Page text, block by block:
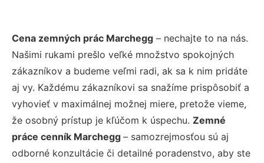
Cena zemných prác Marchegg – nechajte to na nás.
Našimi rukami prešlo veľké množstvo spokojných
zákazníkov a budeme veľmi radi, ak sa k nim pridáte
aj vy. Každému zákazníkovi sa snažíme prispôsobiť a
vyhovieť v maximálnej možnej miere, pretože vieme,
že osobný prístup je kľúčom k úspechu. Zemné
práce cenník Marchegg – samozrejmosťou sú aj
odborné konzultácie či detailné poradenstvo, aby ste